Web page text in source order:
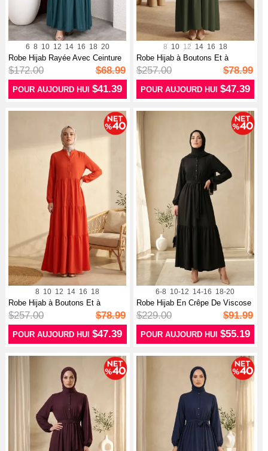
6 8 10 12 14 16 18 20
Robe Hijab Rayée Avec Ceinture
En C...
$172.00 $68.99
POUR AUJOURD HUI$41.39
8 10 12 14 16 18
Robe Hijab à Boutons Et à
Plusieurs...
$257.00 $78.99
POUR AUJOURD HUI $47.39
8 10 12 14 16 18
Robe Hijab à Boutons Et à
Plusieurs...
$257.00 $78.99
POUR AUJOURD HUI$47.39
6-8 10-12 14-16 18-20
Robe Hijab En Crêpe De Viscose
Bout...
$229.00 $91.99
POUR AUJOURD HUI $55.19